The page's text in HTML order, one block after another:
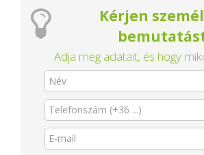
Kérjen
Adja meg adatait, és hogy